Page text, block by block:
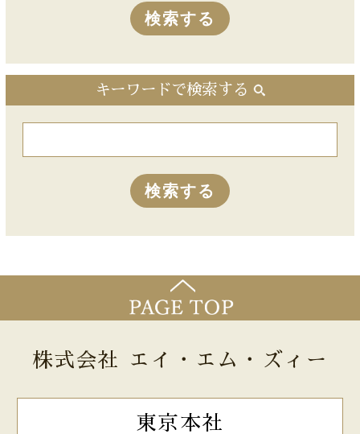
キーワードで検索する
株式会社 エイ・エム・ズィー
東京本社